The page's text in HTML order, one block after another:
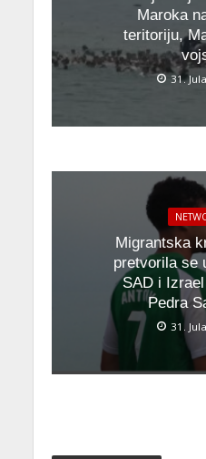
Maroka
teritoriju,
31.
Migrantska
pretvorila se
SAD i
Pedra
31.